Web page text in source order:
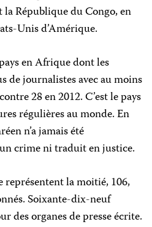
République du Congo, en
Unis d’Amérique.
en Afrique dont les
de journalistes avec au moins
28 en 2012. C’est le pays
régulières au monde. En
n’a jamais été
crime ni traduit en justice.
la moitié, 106,
Soixante-dix-neuf
des organes de presse écrite.